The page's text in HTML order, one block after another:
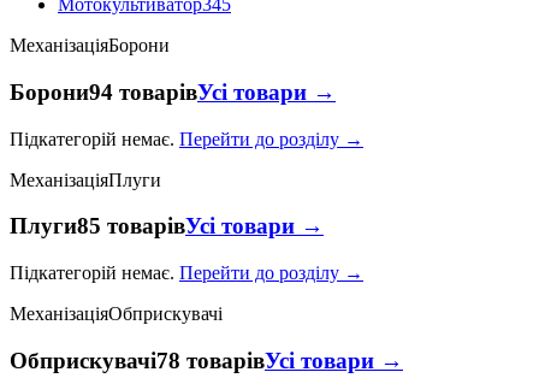
Мотокультиватор345
МеханізаціяБорони
Борони94 товарівУсі товари →
Підкатегорій немає. Перейти до розділу →
МеханізаціяПлуги
Плуги85 товарівУсі товари →
Підкатегорій немає. Перейти до розділу →
МеханізаціяОбприскувачі
Обприскувачі78 товарівУсі товари →